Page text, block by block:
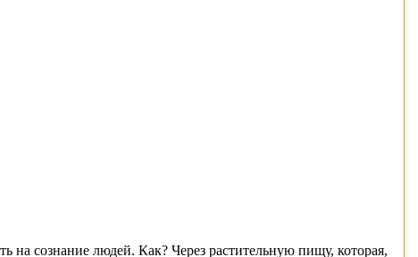
сознание людей. Как? Через растительную пищу, которая,